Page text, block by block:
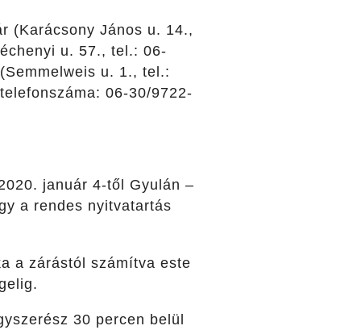
(Karácsony János u. 14.,
u. 57., tel.: 06-
Semmelweis u. 1., tel.:
06-30/9722-
január 4-től Gyulán –
a rendes nyitvatartás
a zárástól számítva este
30 percen belül